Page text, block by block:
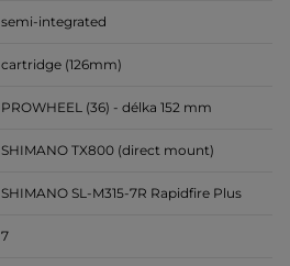
semi-integrated
cartridge (126mm)
PROWHEEL (36) - délka 152 mm
SHIMANO TX800 (direct mount)
SHIMANO SL-M315-7R Rapidfire Plus
7